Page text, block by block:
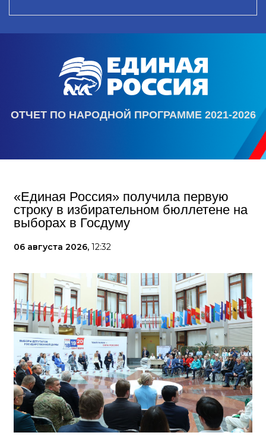
ОТЧЕТ ПО НАРОДНОЙ ПРОГРАММЕ 2021-2026
«Единая Россия» получила первую
строку в избирательном бюллетене на
выборах в Госдуму
06 августа 2026, 12:32